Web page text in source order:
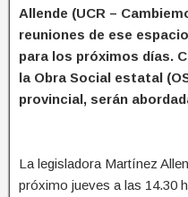
Allende (UCR –
reuniones de ese
para los próximos días.
la Obra Social estatal
provincial, serán
La legisladora Martínez
próximo jueves a las 14.30